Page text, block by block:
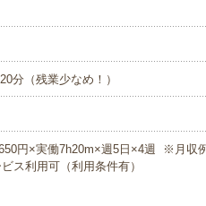
分（残業少なめ！）
円×実働7h20m×週5日×4週 ※月収
ス利用可（利用条件有）